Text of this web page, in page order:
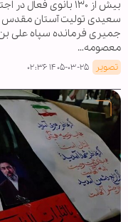
بیش از ۱۳۰ بانوی
سعیدی تولیت آستان مقدس
جمیری فرمانده سپاه علی
معصومه…
تصویر ۱۴۰۵-۰۳-۲۵ ۰۲:۳۶